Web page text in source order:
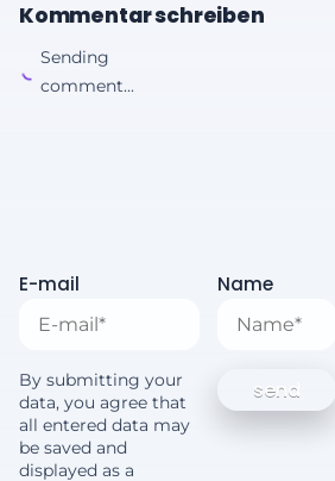
Kommentar schreiben
Sending
comment...
E-mail Name
By submitting your
data, you agree that
all entered data may
be saved and
displayed as a